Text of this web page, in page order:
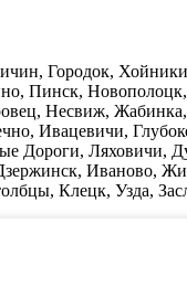
Городок,
Пинск,
Несвиж,
Ивацевичи,
Дороги,
Иваново,
Клецк, Узда,